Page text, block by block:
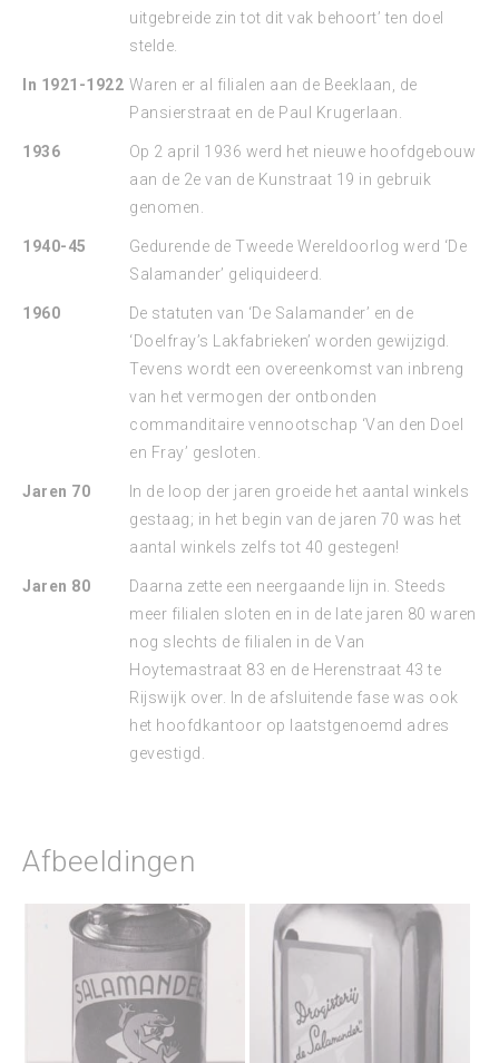
uitgebreide zin tot dit vak behoort’ ten doel
stelde.
In 1921-1922 Waren er al filialen aan de Beeklaan, de
Pansierstraat en de Paul Krugerlaan.
1936
Op 2 april 1936 werd het nieuwe hoofdgebouw
aan de 2e van de Kunstraat 19 in gebruik
genomen.
1940-45
Gedurende de Tweede Wereldoorlog werd ‘De
Salamander’ geliquideerd.
1960
De statuten van ‘De Salamander’ en de
‘Doelfray’s Lakfabrieken’ worden gewijzigd.
Tevens wordt een overeenkomst van inbreng
van het vermogen der ontbonden
commanditaire vennootschap ‘Van den Doel
en Fray’ gesloten.
Jaren 70
In de loop der jaren groeide het aantal winkels
gestaag; in het begin van de jaren 70 was het
aantal winkels zelfs tot 40 gestegen!
Jaren 80
Daarna zette een neergaande lijn in. Steeds
meer filialen sloten en in de late jaren 80 waren
nog slechts de filialen in de Van
Hoytemastraat 83 en de Herenstraat 43 te
Rijswijk over. In de afsluitende fase was ook
het hoofdkantoor op laatstgenoemd adres
gevestigd.
Afbeeldingen